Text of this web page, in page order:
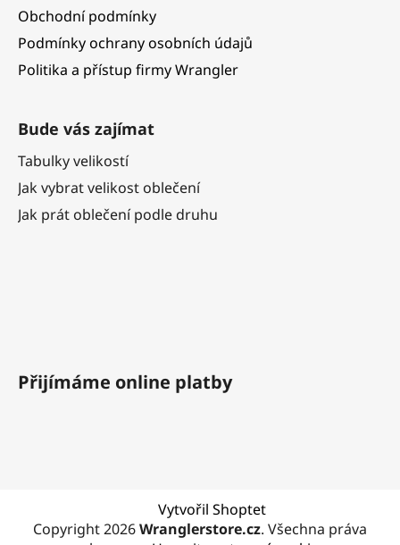
Obchodní podmínky
Podmínky ochrany osobních údajů
Politika a přístup firmy Wrangler
Bude vás zajímat
Tabulky velikostí
Jak vybrat velikost oblečení
Jak prát oblečení podle druhu
Přijímáme online platby
Vytvořil Shoptet
Copyright 2026Wranglerstore.cz. Všechna práva